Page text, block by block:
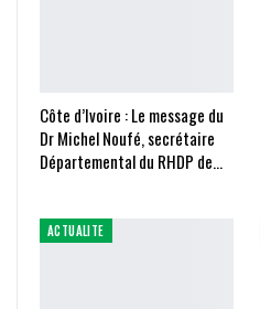
Côte d’Ivoire : Le message du
Dr Michel Noufé, secrétaire
Départemental du RHDP de…
ACTUALITE